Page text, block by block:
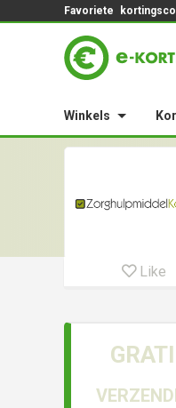
Favoriete
Winkels
Like